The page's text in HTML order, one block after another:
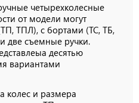
четырехколесные
от модели могут
ТПЛ), с бортами (ТС, ТБ,
две съемные ручки.
десятью
вариантами
колес и размера